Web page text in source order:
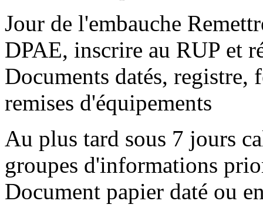
Jour de l'embauche
DPAE, inscrire au RUP et
Documents datés,
remises d'équipements
Au plus tard sous 7 jours
groupes d'informations
Document papier daté ou